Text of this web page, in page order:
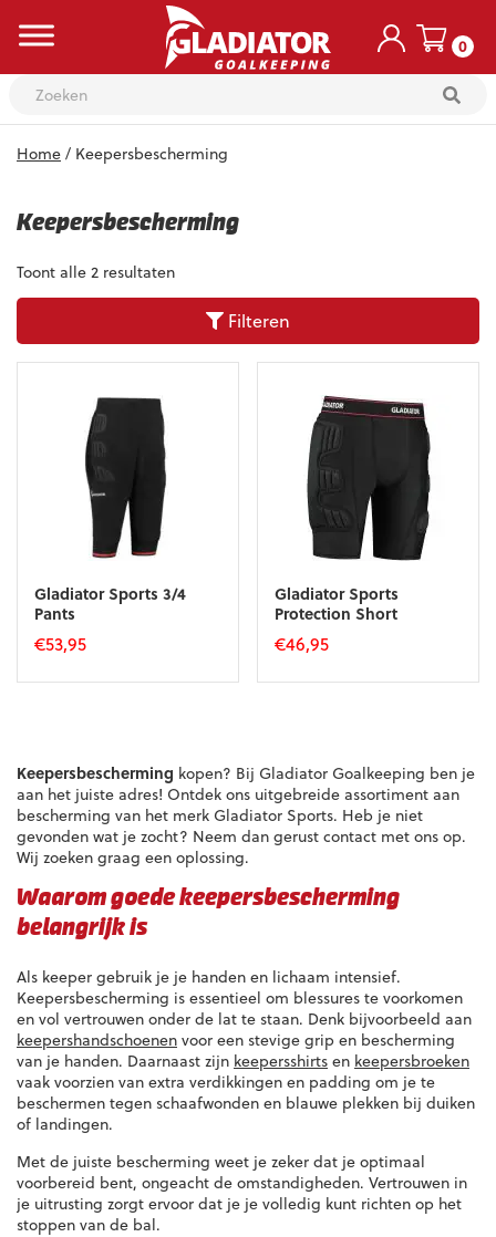
0
Home/ Keepersbescherming
Keepersbescherming
Toont alle 2 resultaten
Filteren
Gladiator Sports 3/4
Pants
€53,95
Deze
optie
kan
gekozen
worden
op
de
productpagina
Gladiator Sports
Protection Short
€46,95
Deze
optie
kan
gekozen
de
Keepersbescherming kopen? Bij Gladiator Goalkeeping ben je
aan het juiste adres! Ontdek ons uitgebreide assortiment aan
bescherming van het merk Gladiator Sports. Heb je niet
gevonden wat je zocht? Neem dan gerust contact met ons op.
Wij zoeken graag een oplossing.
Waarom goede keepersbescherming
belangrijk is
Als keeper gebruik je je handen en lichaam intensief.
Keepersbescherming is essentieel om blessures te voorkomen
en vol vertrouwen onder de lat te staan. Denk bijvoorbeeld aan
keepershandschoenenvoor een stevige grip en bescherming
van je handen. Daarnaast zijn keepersshirtsen keepersbroeken
vaak voorzien van extra verdikkingen en padding om je te
beschermen tegen schaafwonden en blauwe plekken bij duiken
of landingen.
Met de juiste bescherming weet je zeker dat je optimaal
voorbereid bent, ongeacht de omstandigheden. Vertrouwen in
je uitrusting zorgt ervoor dat je je volledig kunt richten op het
stoppen van de bal.